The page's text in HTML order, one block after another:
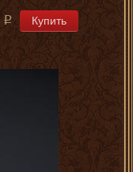
Купить